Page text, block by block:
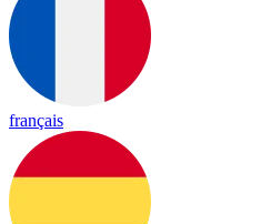
français